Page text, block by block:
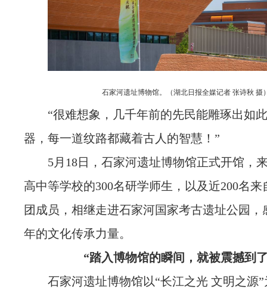
石家河遗址博物馆。（湖北日报全媒记者 张诗秋 摄
“很难想象，几千年前的先民能雕琢出如
器，每一道纹路都藏着古人的智慧！”
5月18日，石家河遗址博物馆正式开馆，
高中等学校的300名研学师生，以及近200名
团成员，相继走进石家河国家考古遗址公园，
年的文化传承力量。
“踏入博物馆的瞬间，就被震撼到
石家河遗址博物馆以“长江之光 文明之源